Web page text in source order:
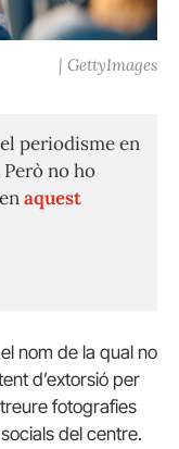
| GettyImages
periodisme en
no ho
aquest
nom de la qual no
d’extorsió per
fotografies
del centre.